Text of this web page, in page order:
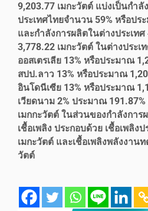
9,203.77 เมกะวัตต์ แบ่งเป็นกำ
ประเทศไทยจำนวน 59% หรือปร
และกำลังการผลิตในต่างประเท
3,778.22 เมกะวัตต์ ในต่างประเ
ออสเตรเลีย 13% หรือประมาณ
สปป.ลาว 13% หรือประมาณ
อินโดนีเซีย 13% หรือประมาณ
เวียดนาม 2% ประมาณ
เมกกะวัตต์ ในส่วนของกำลังการ
เชื้อเพลิง ประกอบด้วย เชื้อเพลิง
เมกะวัตต์ และเชื้อเพลิงพลังงาน
วัตต์